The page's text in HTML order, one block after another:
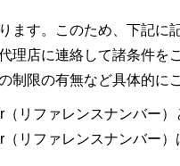
ます。このため、下記
理店に連絡して諸条件
限の有無など具体的に
リファレンスナンバー
リファレンスナンバー